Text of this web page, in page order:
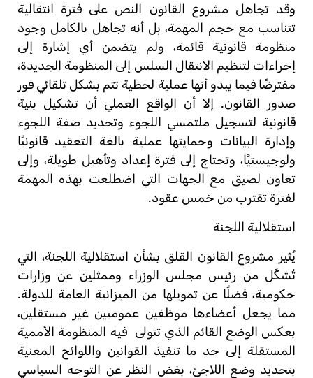
وقد تجاهل مشروع القانون النص على فترة انتقالية
تتناسب مع حجم المهمة، بل أنه تجاهل بالكامل وجود
منظومة قانونية قائمة، ولم يتضمن أي إشارة إلى
إجراءات لتنظيم الانتقال السلس إلى المنظومة الجديدة،
مفترضًا فيما يبدو أنها عملية لحظية تتم بشكل تلقائي فور
صدور القانون. إلا أن الواقع العملي أن تشكيل بنية
قانونية لتسجيل ملتمسي اللجوء وتحديد صفة اللجوء
وإدارة البيانات وحمايتها عملية بالغة التعقيد قانونيًا
ولوجيستيًا، وتحتاج إلى فترة إعداد وتأهيل طويلة، وإلى
تعاون لصيق مع الجهات التي اضطلعت بهذه المهمة
لفترة تقترب من خمس عقود.
استقلالية اللجنة
يُثير مشروع القانون القلق بشأن استقلالية اللجنة، التي
تُشكَّل من رئيس مجلس الوزراء وممثلين عن وزارات
حكومية، فضلًا عن تمويلها من الميزانية العامة للدولة.
مما يجعل أعضاءها موظفين عموميين غير مستقلين،
بعكس الوضع القائم الذي تتولى فيه المنظومة الأممية
المستقلة إلى حد ما تنفيذ القوانين واللوائح المعنية
بتحديد وضع اللاجئ، بغض النظر عن التوجه السياسي